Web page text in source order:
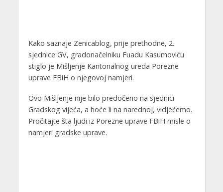
Kako saznaje Zenicablog, prije prethodne, 2.
sjednice GV, gradonačelniku Fuadu Kasumoviću
stiglo je Mišljenje Kantonalnog ureda Porezne
uprave FBiH o njegovoj namjeri.
Ovo Mišljenje nije bilo predočeno na sjednici
Gradskog vijeća, a hoće li na narednoj, vidjećemo.
Pročitajte šta ljudi iz Porezne uprave FBiH misle o
namjeri gradske uprave.